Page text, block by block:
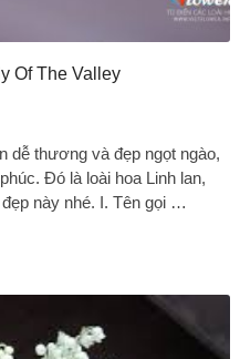
Of The Valley
dễ thương và đẹp ngọt ngào,
Đó là loài hoa Linh lan,
này nhé. I. Tên gọi …